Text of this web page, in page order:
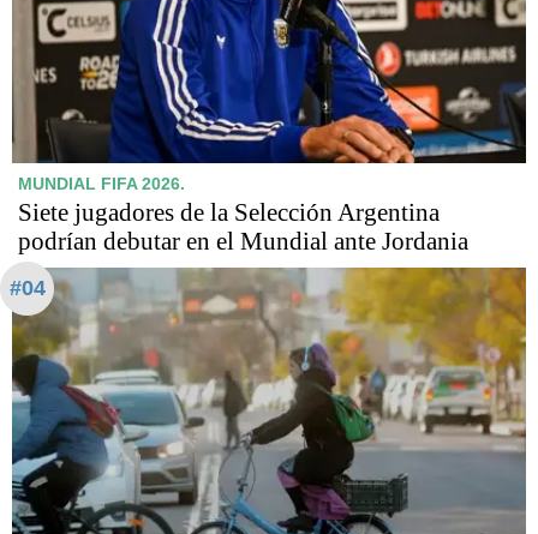
MUNDIAL FIFA 2026.
Siete jugadores de la Selección Argentina
podrían debutar en el Mundial ante Jordania
#04